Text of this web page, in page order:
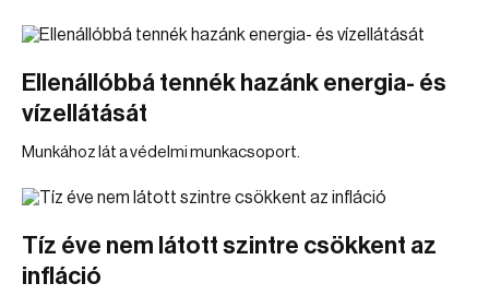
Ellenállóbbá tennék hazánk energia- és
vízellátását
Munkához lát a védelmi munkacsoport.
Tíz éve nem látott szintre csökkent az
infláció